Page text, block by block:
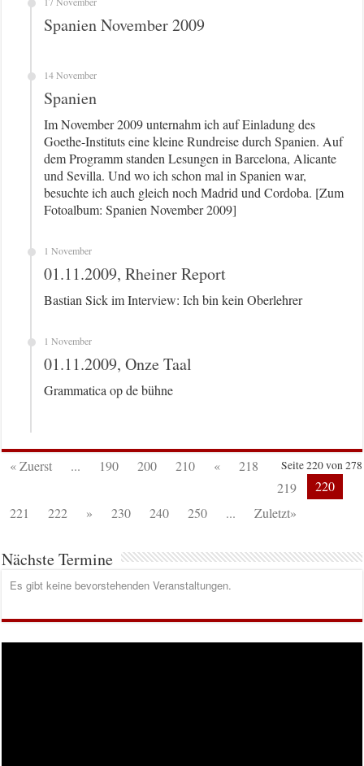
Spanien November 2009
14 November
Spanien
Im November 2009 unternahm ich auf Einladung des
Goethe-Instituts eine kleine Rundreise durch Spanien. Auf
dem Programm standen Lesungen in Barcelona, Alicante
und Sevilla. Und wo ich schon mal in Spanien war,
besuchte ich auch gleich noch Madrid und Cordoba. [Zum
Fotoalbum: Spanien November 2009]
1 November
01.11.2009, Rheiner Report
Bastian Sick im Interview: Ich bin kein Oberlehrer
1 November
01.11.2009, Onze Taal
Grammatica op de bühne
Seite 220 von 278
« Zuerst ... 190 200 210 «
218
219
220
221
222 » 230 240 250 ... Zuletzt»
Nächste Termine
Es gibt keine bevorstehenden Veranstaltungen.